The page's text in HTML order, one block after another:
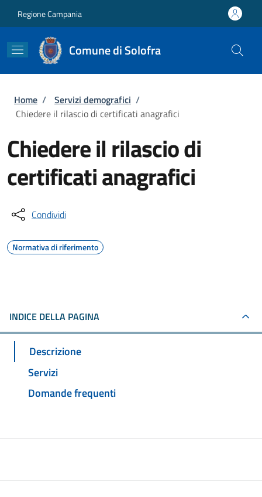
Regione Campania
Comune di Solofra
Briciole di pane
Home / Servizi demografici /
Chiedere il rilascio di certificati anagrafici
Chiedere il rilascio di
certificati anagrafici
Condividi
Normativa di riferimento
INDICE DELLA PAGINA
Descrizione
Servizi
Domande frequenti